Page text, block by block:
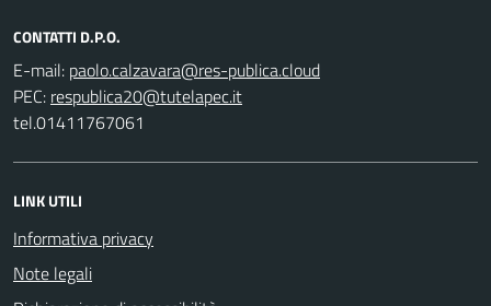
CONTATTI D.P.O.
E-mail:
PEC:
tel.01411767061
LINK UTILI
Informativa privacy
Note legali